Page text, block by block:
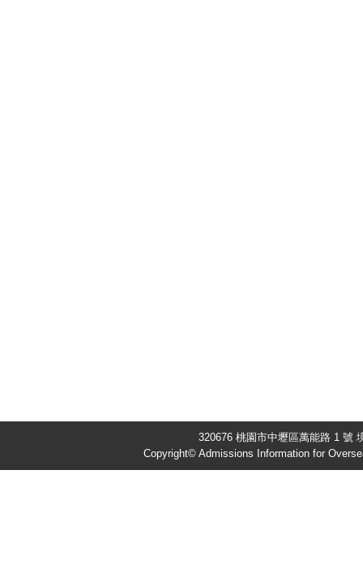
320676 桃園市中壢區萬能路 1 號
Copyright© Admissions Information for